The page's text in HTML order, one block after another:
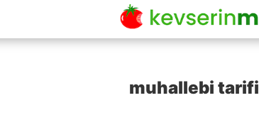
muhallebi tarifi